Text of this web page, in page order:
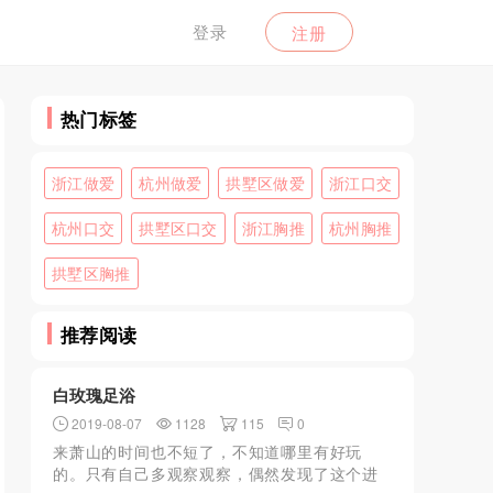
登录 注册
热门标签
浙江做爱 杭州做爱 拱墅区做爱 浙江口交
杭州口交 拱墅区口交 浙江胸推 杭州胸推
拱墅区胸推
推荐阅读
白玫瑰足浴
2019-08-07 1128 115 0
来萧山的时间也不短了，不知道哪里有好玩
的。只有自己多观察观察，偶然发现了这个进